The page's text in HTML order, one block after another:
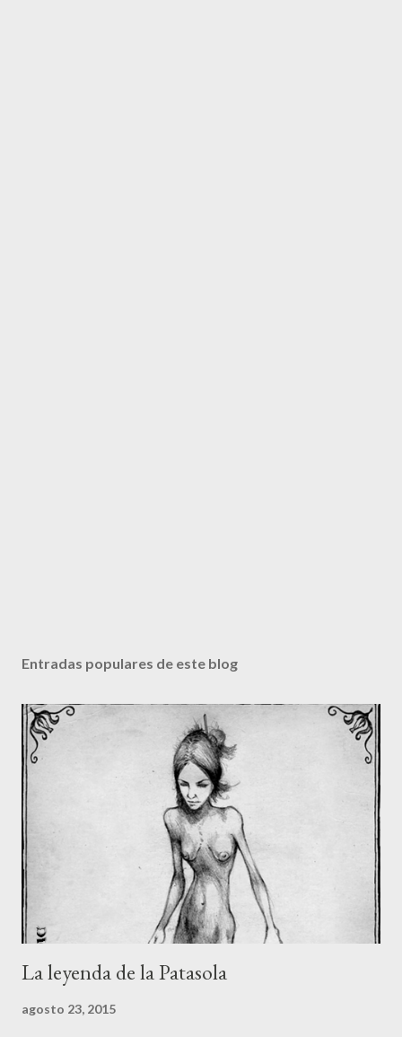
Entradas populares de este blog
La leyenda de la Patasola
agosto 23, 2015